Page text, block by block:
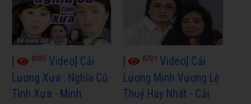
6085 Video] Cải
Lương Xưa : Nghĩa Cũ
Tình Xưa - Minh
6701Video] Cải
Lương Minh Vương Lệ
Thuỷ Hay Nhất - Cải